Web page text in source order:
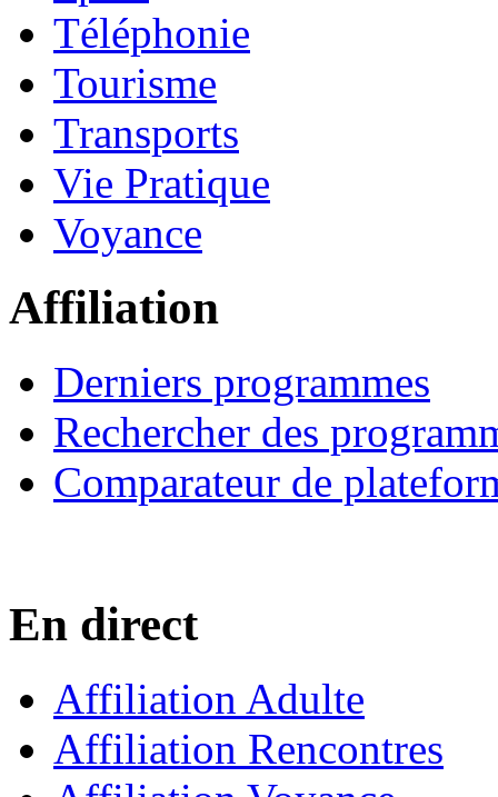
Téléphonie
Tourisme
Transports
Vie Pratique
Voyance
Affiliation
Derniers programmes
Rechercher des
Comparateur de
En direct
Affiliation Adulte
Affiliation Rencontres